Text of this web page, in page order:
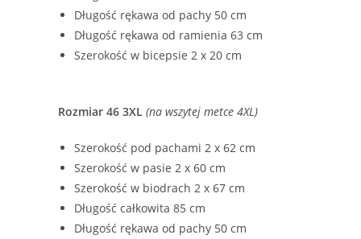
Długość rękawa od pachy 50 cm
Długość rękawa od ramienia 63 cm
Szerokość w bicepsie 2 x 20 cm
Rozmiar 46 3XL (na wszytej metce 4XL)
Szerokość pod pachami 2 x 62 cm
Szerokość w pasie 2 x 60 cm
Szerokość w biodrach 2 x 67 cm
Długość całkowita 85 cm
Długość rękawa od pachy 50 cm